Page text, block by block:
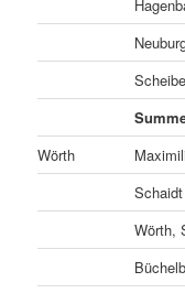
Wörth
Schaidt
Wörth,